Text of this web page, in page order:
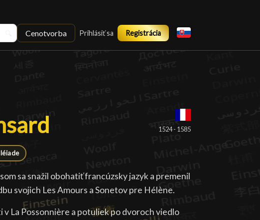
Cenotvorba Prihlásiť sa Registrácia
1524 - 1585
sa snažil obohatiť francúzsky jazyk a premenil
svojich Les Amours a Sonetov pre Hélène.
v La Possonnière a potuliek po dvoroch viedlo